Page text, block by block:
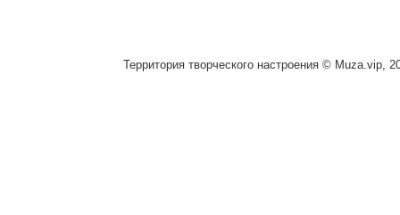
Территория творческого настроения © Muza.vip,